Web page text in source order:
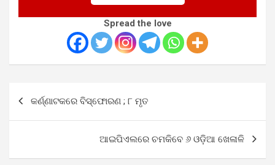
Spread the love
navigation
କର୍ଣ୍ଣାଟକରେ ବିସ୍ଫୋରଣ ; ୮ ମୃତ
ଆଇପିଏଲରେ ଚମକିବେ ୬ ଓଡ଼ିଆ ଖେଳାଳି